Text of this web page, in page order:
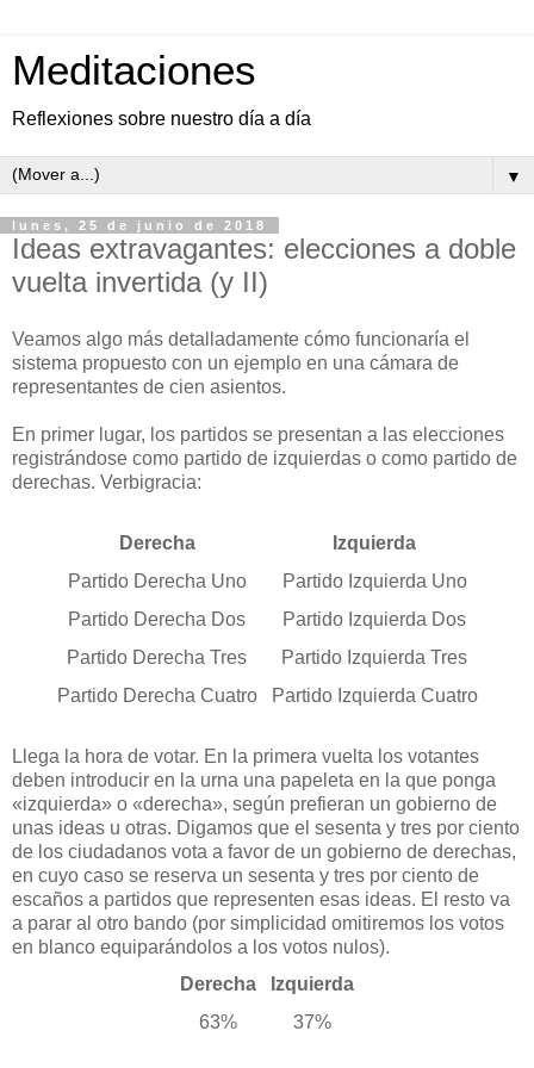
Meditaciones
Reflexiones sobre nuestro día a día
▼
lunes, 25 de junio de 2018
Ideas extravagantes: elecciones a doble
vuelta invertida (y II)
Veamos algo más detalladamente cómo funcionaría el
sistema propuesto con un ejemplo en una cámara de
representantes de cien asientos.
En primer lugar, los partidos se presentan a las elecciones
registrándose como partido de izquierdas o como partido de
derechas. Verbigracia:
Derecha
Izquierda
Partido Derecha Uno
Partido Izquierda Uno
Partido Derecha Dos
Partido Izquierda Dos
Partido Derecha Tres
Partido Izquierda Tres
Partido Derecha Cuatro
Partido Izquierda Cuatro
Llega la hora de votar. En la primera vuelta los votantes
deben introducir en la urna una papeleta en la que ponga
«izquierda» o «derecha», según prefieran un gobierno de
unas ideas u otras. Digamos que el sesenta y tres por ciento
de los ciudadanos vota a favor de un gobierno de derechas,
en cuyo caso se reserva un sesenta y tres por ciento de
escaños a partidos que representen esas ideas. El resto va
a parar al otro bando (por simplicidad omitiremos los votos
en blanco equiparándolos a los votos nulos).
Derecha
Izquierda
63%
37%